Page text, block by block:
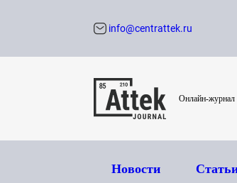
info@centrattek.ru
Онлайн-журнал
Новости